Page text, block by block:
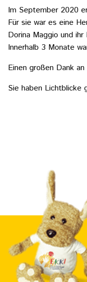
Im September 2020
Für sie war es eine
Dorina Maggio und
Innerhalb 3 Monate
Einen großen Dank
Sie haben Lichtblicke